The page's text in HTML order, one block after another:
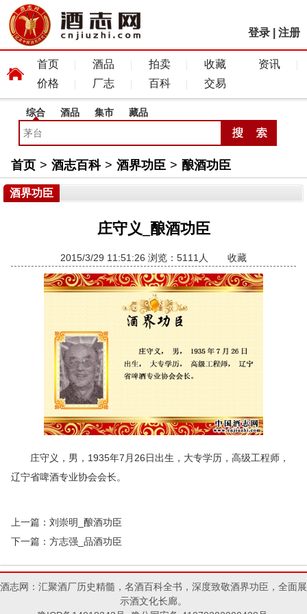
登录 注册
首页 酒品 拍卖 收藏
资讯
价格
厂志 百科 交易
综合 酒品 集市 藏品
首页 > 酒志百科 > 酒界功臣 > 酿酒功臣
酒界功臣
庄守义_酿酒功臣
2015/3/29 11:51:26 浏览：5111人 收藏
庄守义，男，1935年7月26日出生，大专学历，高级工程师，
辽宁省啤酒专业协会会长。
上一篇： 刘崇明_酿酒功臣
下一篇： 方志强_品酒功臣
酒志网：汇聚酒厂历史精髓，名酒百科全书，深度致敬酒界功臣，全面展
示酒文化长廊。